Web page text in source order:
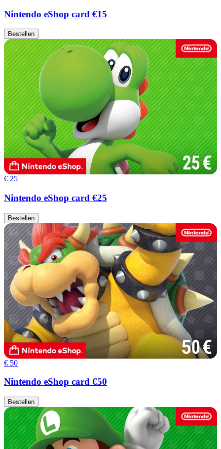
Nintendo eShop card €15
Bestellen
€ 25
Nintendo eShop card €25
Bestellen
€ 50
Nintendo eShop card €50
Bestellen